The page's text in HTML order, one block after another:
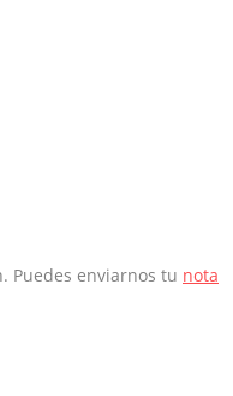
Puedes enviarnos tu nota